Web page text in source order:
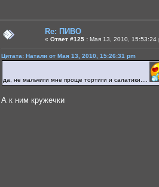
Re: ПИВО
« Ответ #125 : Мая 13, 2010, 15:53:24
Цитата: Натали от Мая 13, 2010, 15:26:31 pm
да, не мальчиги мне проще тортиги и салатики....
А к ним кружечки